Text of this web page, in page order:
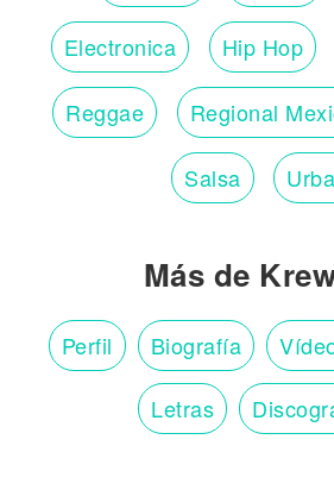
Electronica Hip Hop
Reggae Regional
Salsa
Más de
Perfil Biografía
Letras